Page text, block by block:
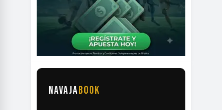
NAVAJABOOK